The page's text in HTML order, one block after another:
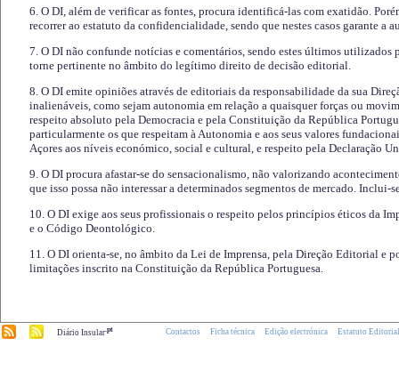
6. O DI, além de verificar as fontes, procura identificá-las com exatidão.
recorrer ao estatuto da confidencialidade, sendo que nestes casos garante a
7. O DI não confunde notícias e comentários, sendo estes últimos utilizados
torne pertinente no âmbito do legítimo direito de decisão editorial.
8. O DI emite opiniões através de editoriais da responsabilidade da sua
inalienáveis, como sejam autonomia em relação a quaisquer forças ou
respeito absoluto pela Democracia e pela Constituição da República
particularmente os que respeitam à Autonomia e aos seus valores
Açores aos níveis económico, social e cultural, e respeito pela Declaração
9. O DI procura afastar-se do sensacionalismo, não valorizando
que isso possa não interessar a determinados segmentos de mercado.
10. O DI exige aos seus profissionais o respeito pelos princípios éticos da
e o Código Deontológico.
11. O DI orienta-se, no âmbito da Lei de Imprensa, pela Direção Editorial e
limitações inscrito na Constituição da República Portuguesa.
Diário Insular.pt Contactos Ficha técnica Edição electrónica Estatuto Editorial